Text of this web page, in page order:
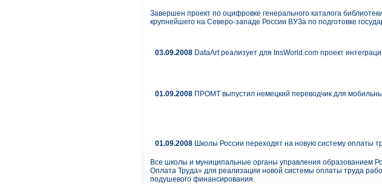
Завершен проект по оцифровке генерального каталога
крупнейшего на Северо-западе России ВУЗа по подготовке
03.09.2008 DataArt реализует для InsWorld.com проект
01.09.2008 ПРОМТ выпустил немецкий переводчик для
01.09.2008 Школы России переходят на новую систему оплаты
Все школы и муниципальные органы управления образованием
Оплата Труда» для реализации новой системы оплаты труда
подушевого финансирования.